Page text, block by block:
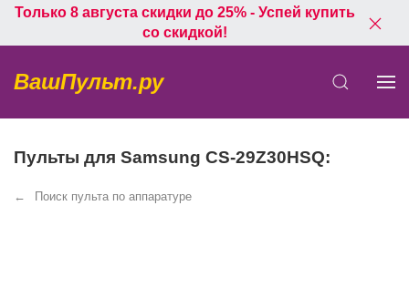
Только 8 августа скидки до 25% - Успей купить
со скидкой!
ВашПульт.ру
Пульты для Samsung CS-29Z30HSQ:
Поиск пульта по аппаратуре